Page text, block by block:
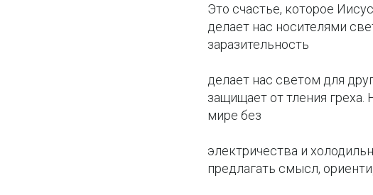
Это счастье, которое
делает нас носителями
заразительность
делает нас светом для
защищает от тления
мире без
электричества и
предлагать смысл,